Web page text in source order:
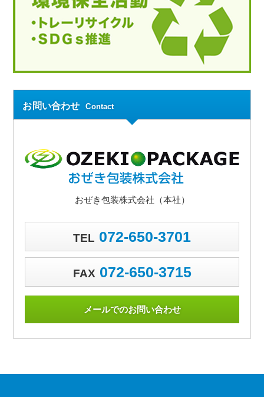
お問い合わせ Contact
おぜき包装株式会社（本社）
TEL 072-650-3701
FAX 072-650-3715
メールでのお問い合わせ